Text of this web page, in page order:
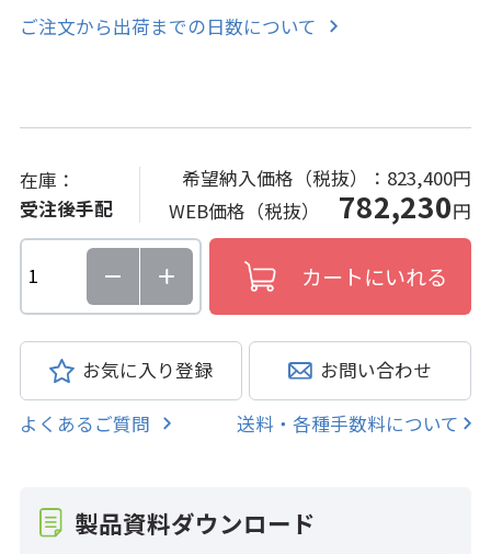
ご注文から出荷までの日数について
在庫：
受注後手配
希望納入価格（税抜）： 823,400円
WEB価格（税抜） 782,230円
お気に入り登録 お問い合わせ
よくあるご質問 送料・各種手数料について
製品資料ダウンロード